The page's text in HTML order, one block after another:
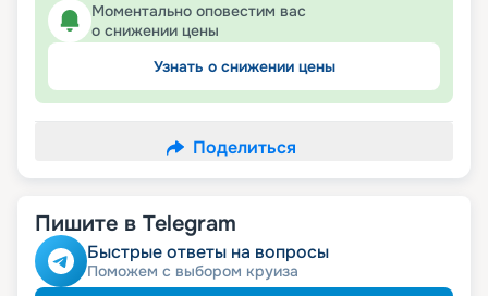
Моментально оповестим вас
о снижении цены
Узнать о снижении цены
Поделиться
Пишите в Telegram
Быстрые ответы на вопросы
Поможем с выбором круиза